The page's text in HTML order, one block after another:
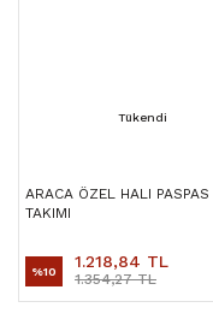
Tükendi
ARACA ÖZEL HALI PASPAS
TAKIMI
%10 1.218,84 TL
1.354,27 TL